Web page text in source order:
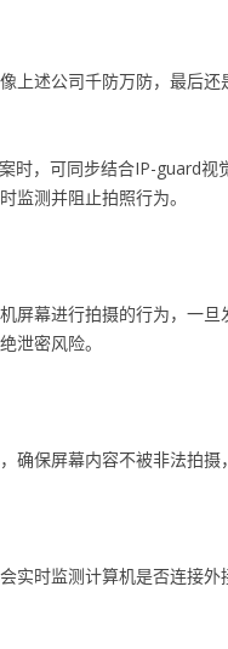
上述公司千防万防，最后
时，可同步结合IP-guard视
监测并阻止拍照行为。
屏幕进行拍摄的行为，一旦
泄密风险。
保屏幕内容不被非法拍摄
实时监测计算机是否连接